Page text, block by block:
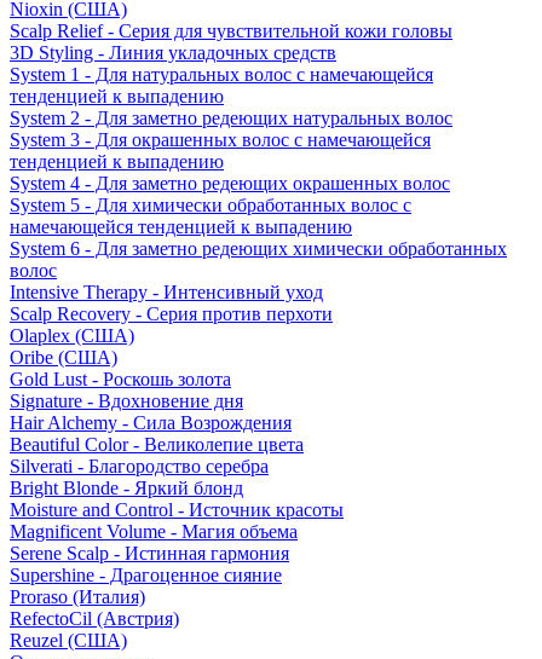
Nioxin (США)
Scalp Relief - Серия для чувствительной кожи головы
3D Styling - Линия укладочных средств
System 1 - Для натуральных волос с намечающейся
тенденцией к выпадению
System 2 - Для заметно редеющих натуральных волос
System 3 - Для окрашенных волос с намечающейся
тенденцией к выпадению
System 4 - Для заметно редеющих окрашенных волос
System 5 - Для химически обработанных волос с
намечающейся тенденцией к выпадению
System 6 - Для заметно редеющих химически обработанных
волос
Intensive Therapy - Интенсивный уход
Scalp Recovery - Серия против перхоти
Olaplex (США)
Oribe (США)
Gold Lust - Роскошь золота
Signature - Вдохновение дня
Hair Alchemy - Сила Возрождения
Beautiful Color - Великолепие цвета
Silverati - Благородство серебра
Bright Blonde - Яркий блонд
Moisture and Control - Источник красоты
Magnificent Volume - Магия объема
Serene Scalp - Истинная гармония
Supershine - Драгоценное сияние
Proraso (Италия)
RefectoCil (Австрия)
Reuzel (США)